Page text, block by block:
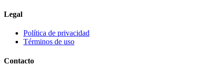
Legal
Política de privacidad
Términos de uso
Contacto